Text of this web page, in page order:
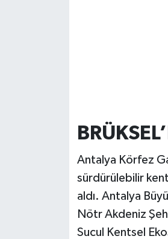
Antalya Körfez
sürdürülebilir
aldı. Antalya
Nötr Akdeniz
Sucul Kentsel